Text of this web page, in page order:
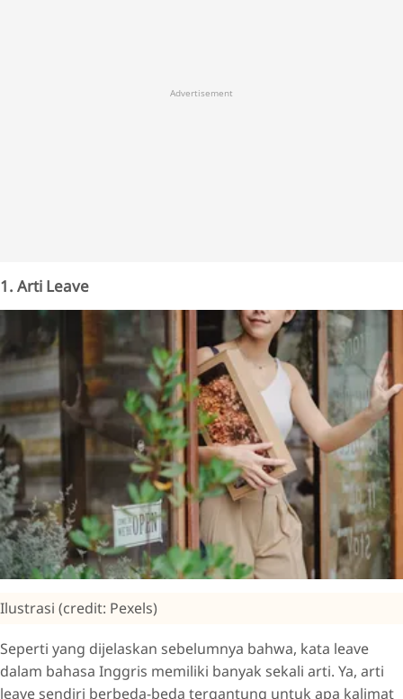
Advertisement
1. Arti Leave
Ilustrasi (credit: Pexels)
Seperti yang dijelaskan sebelumnya bahwa, kata leave
dalam bahasa Inggris memiliki banyak sekali arti. Ya, arti
leave sendiri berbeda-beda tergantung untuk apa kalimat